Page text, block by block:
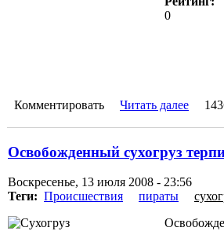
0
Комментировать Читать далее
Освобожденный сухогруз
Воскресенье, 13 июля 2008 - 23:56
Теги: Происшествия пираты